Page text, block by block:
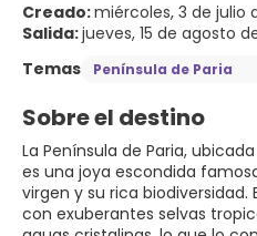
Creado:miércoles, 3 de julio
Salida:jueves, 15 de agosto
Temas
Península de Paria
Sobre el destino
La Península de Paria,
es una joya escondida
virgen y su rica
con exuberantes selvas